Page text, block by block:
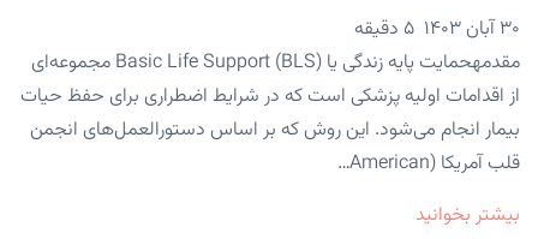
۳۰ آبان ۱۴۰۳
مقدمهحمایت پایه زندگی یا Basic Life Support (BLS) مجموعه‌ای
از اقدامات اولیه پزشکی است که در شرایط اضطراری برای حفظ حیات
بیمار انجام می‌شود. این روش که بر اساس دستورالعمل‌های انجمن
قلب آمریکا (American…
بیشتر بخوانید